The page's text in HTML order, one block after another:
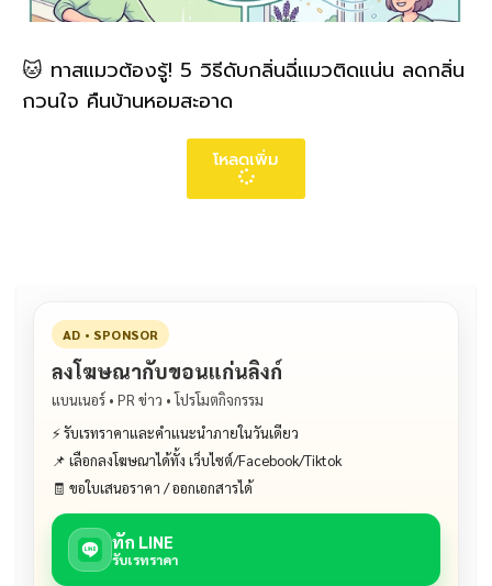
🐱 ทาสแมวต้องรู้! 5 วิธีดับกลิ่นฉี่แมวติดแน่น ลดกลิ่น
กวนใจ คืนบ้านหอมสะอาด
โหลดเพิ่ม
AD • SPONSOR
ลงโฆษณากับขอนแก่นลิงก์
แบนเนอร์ • PR ข่าว • โปรโมตกิจกรรม
⚡ รับเรทราคาและคำแนะนำภายในวันเดียว
📌 เลือกลงโฆษณาได้ทั้ง เว็บไซต์/Facebook/Tiktok
🧾 ขอใบเสนอราคา / ออกเอกสารได้
ทัก LINE
รับเรทราคา